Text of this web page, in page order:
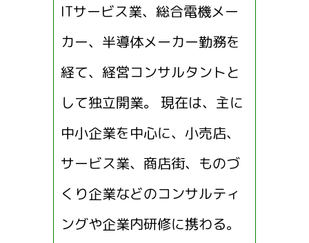
ITサービス業、総合電機メー
カー、半導体メーカー勤務を
経て、経営コンサルタントと
して独立開業。 現在は、主に
中小企業を中心に、小売店、
サービス業、商店街、ものづ
くり企業などのコンサルティ
ングや企業内研修に携わる。